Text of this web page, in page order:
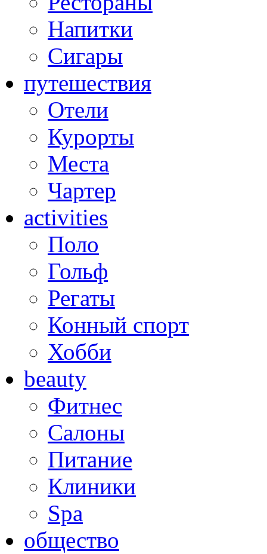
Напитки
Сигары
путешествия
Отели
Курорты
Места
Чартер
activities
Поло
Гольф
Регаты
Конный спорт
Хобби
beauty
Фитнес
Салоны
Питание
Клиники
Spa
общество